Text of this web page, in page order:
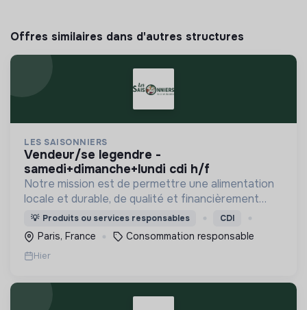
Offres similaires dans d'autres structures
LES SAISONNIERS
vendeur/se legendre -
samedi+dimanche+lundi cdi h/f
Notre mission est de permettre une alimentation
locale et durable, de qualité et financièrement
abordable.
💡 Produits ou services responsables CDI
Paris, France Consommation responsable
Hier